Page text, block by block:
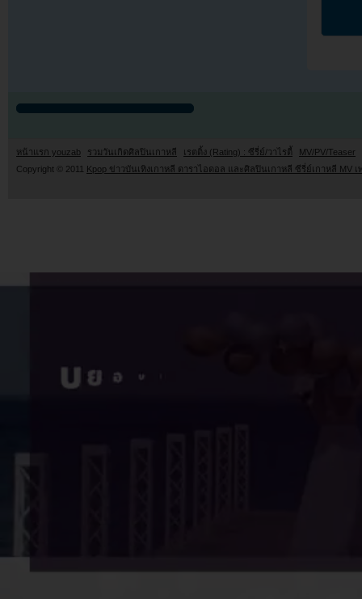
หน้าแรก youzab รวมวันเกิดศิลปินเกาหลี เรตติ้ง (Rating) : ซีรี่ย์/วาไรตี้
MV/PV/Teaser
Copyright © 2011 Kpop ข่าวบันเทิงเกาหลี ดาราไอดอล และศิลปินเกาหลี ซีรี่ย์เกาหลี MV